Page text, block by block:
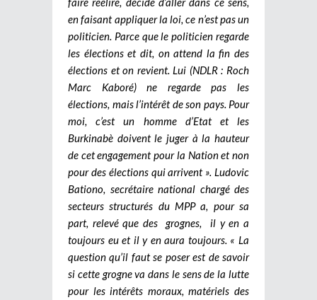
en faisant appliquer la loi, ce n’est pas un
politicien. Parce que le politicien regarde
les élections et dit, on attend la fin des
élections et on revient. Lui (NDLR : Roch
Marc Kaboré) ne regarde pas les
élections, mais l’intérêt de son pays. Pour
moi, c’est un homme d’Etat et les
Burkinabè doivent le juger à la hauteur
de cet engagement pour la Nation et non
pour des élections qui arrivent ». Ludovic
Bationo, secrétaire national chargé des
secteurs structurés du MPP a, pour sa
part, relevé que des grognes, il y en a
toujours eu et il y en aura toujours. « La
question qu’il faut se poser est de savoir
si cette grogne va dans le sens de la lutte
pour les intérêts moraux, matériels des